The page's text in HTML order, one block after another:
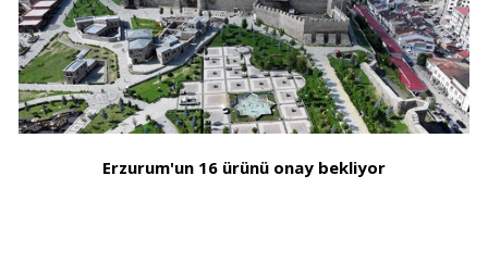
Erzurum'un 16 ürünü onay bekliyor